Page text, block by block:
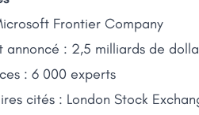
Frontier Company
annoncé : 2,5 milliards de
: 6 000 experts
cités : London Stock